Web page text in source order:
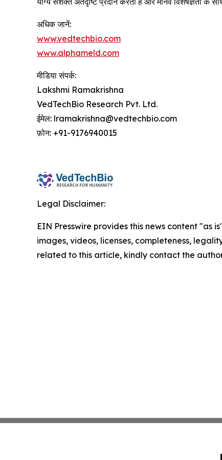
अधिक जानें:
www.vedtechbio.com
www.alphameld.com
मीडिया संपर्क:
Lakshmi Ramakrishna
VedTechBio Research Pvt. Ltd.
ईमेल: lramakrishna@vedtechbio.com
फ़ोन: +91-9176940015
Legal Disclaimer:
EIN Presswire provides this news content
images, videos, licenses, completeness,
related to this article, kindly contact the